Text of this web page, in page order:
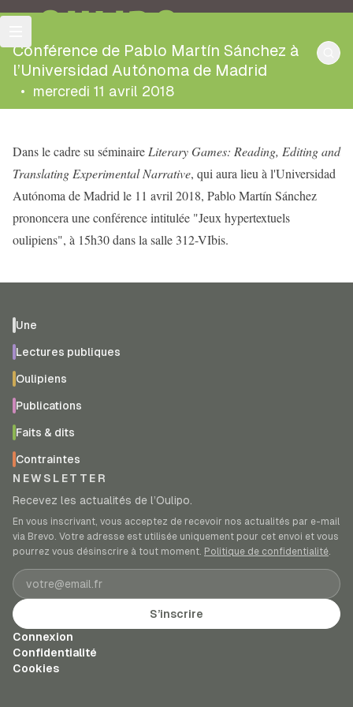
OULIPO
Conférence de Pablo Martín Sánchez à
l’Universidad Autónoma de Madrid
• mercredi 11 avril 2018
Dans le cadre su séminaire Literary Games: Reading, Editing and
Translating Experimental Narrative, qui aura lieu à l'Universidad
Autónoma de Madrid le 11 avril 2018, Pablo Martín Sánchez
prononcera une conférence intitulée "Jeux hypertextuels
oulipiens", à 15h30 dans la salle 312-VIbis.
Une
Lectures publiques
Oulipiens
Publications
Faits & dits
Contraintes
NEWSLETTER
Recevez les actualités de l’Oulipo.
En vous inscrivant, vous acceptez de recevoir nos actualités par e-mail
via Brevo. Votre adresse est utilisée uniquement pour cet envoi et vous
pourrez vous désinscrire à tout moment. Politique de confidentialité.
Adresse e-mail
S’inscrire
Connexion
Confidentialité
Cookies